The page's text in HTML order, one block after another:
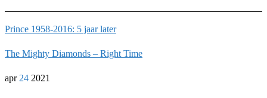
Prince 1958-2016: 5 jaar later
The Mighty Diamonds – Right Time
apr 24 2021